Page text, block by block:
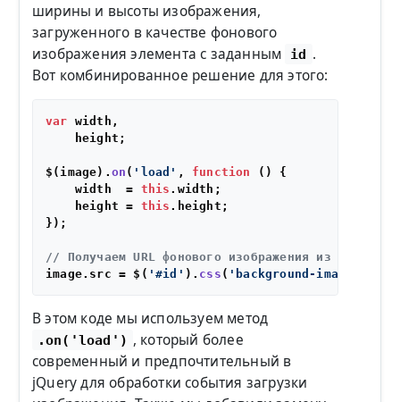
ширины и высоты изображения,
загруженного в качестве фонового
изображения элемента с заданным
id .
Вот комбинированное решение для этого:
var width,
    height;
$(image). on ( 'load' , function ( ) {
    width  =
this . width ;
    height =
this . height ;
});
// Получаем URL фонового изображения из CSS
image. src = $( '#id' ). css ( 'background-image'
В этом коде мы используем метод
.on('load') , который более
современный и предпочтительный в
jQuery для обработки события загрузки